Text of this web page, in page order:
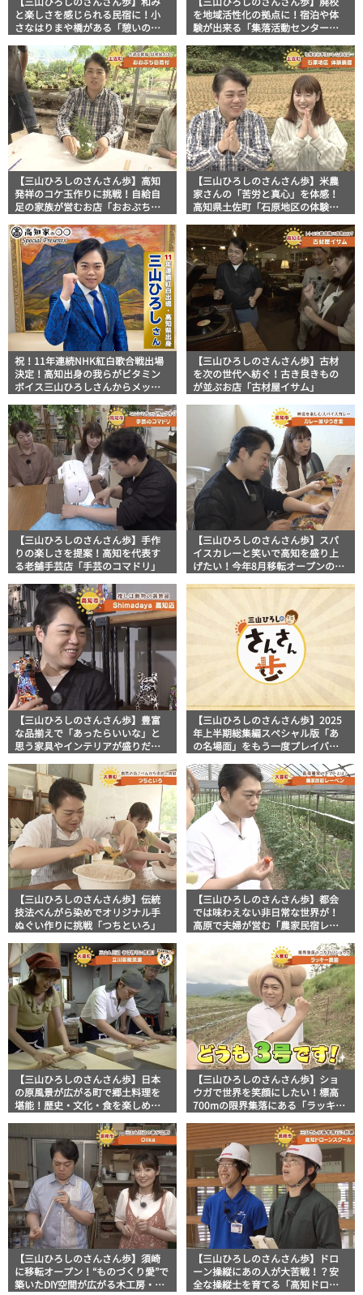
と楽しさを感じられる民宿に！小
さなはりまや橋がある「憩いの宿
を地域活性化の拠点に！宿泊や体
験が出来る「集落活動センターい
【三山ひろしのさんさん歩】高知
発祥のコケ玉作りに挑戦！自給自
足の家族が営むお店「おおぶち自
【三山ひろしのさんさん歩】米農
家さんの「苦労と真心」を体感！
高知県土佐町「石原地区の体験農
祝！11年連続NHK紅白歌合戦出場
決定！高知出身の我らがビタミン
ボイス三山ひろしさんからメッセ
【三山ひろしのさんさん歩】古材
を次の世代へ紡ぐ！古き良きもの
が並ぶお店「古材屋イサム」
【三山ひろしのさんさん歩】手作
りの楽しさを提案！高知を代表す
る老舗手芸店「手芸のコマドリ」
【三山ひろしのさんさん歩】スパ
イスカレーと笑いで高知を盛り上
げたい！今年8月移転オープンのお
【三山ひろしのさんさん歩】豊富
な品揃えで「あったらいいな」と
思う家具やインテリアが盛りだく
高知店」
【三山ひろしのさんさん歩】2025
年上半期総集編スペシャル版「あ
の名場面」をもう一度プレイバッ
【三山ひろしのさんさん歩】伝統
技法べんがら染めでオリジナル手
ぬぐい作りに挑戦「つちといろ」
【三山ひろしのさんさん歩】都会
では味わえない非日常な世界が！
高原で夫婦が営む「農家民宿レー
【三山ひろしのさんさん歩】日本
の原風景が広がる町で郷土料理を
堪能！歴史・文化・食を楽しめる
【三山ひろしのさんさん歩】ショ
ウガで世界を笑顔にしたい！標高
700mの限界集落にある「ラッキー
【三山ひろしのさんさん歩】須崎
に移転オープン！“ものづくり愛”で
築いたDIY空間が広がる木工房・シ
【三山ひろしのさんさん歩】ドロ
ーン操縦にあの人が大苦戦！？安
全な操縦士を育てる「高知ドロー